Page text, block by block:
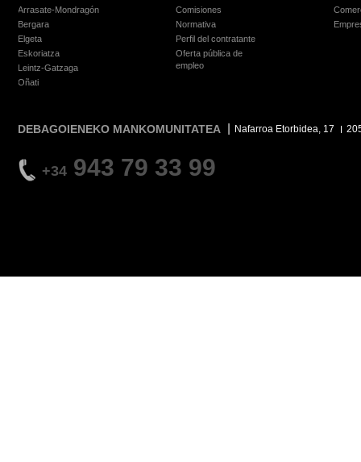
Arrasate-Mondragón
Bergara
Elgeta
Eskoriatza
Leintz-Gatzaga
Oñati
Comisiones
Normativa
Perfil del contratante
Oferta pública de
empleo
DEBAGOIENEKO MANKOMUNITATEA Nafarroa Etorbidea, 17
+34 943 79 33 99